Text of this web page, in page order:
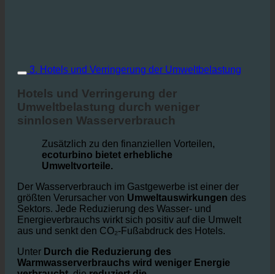
3. Hotels und Verringerung der Umweltbelastung
Hotels und Verringerung der
sinnlosen Wasserverbrauch
Zusätzlich zu den finanziellen Vorteilen,
ecoturbino bietet erhebliche
Umweltvorteile.
Der Wasserverbrauch im Gastgewerbe ist einer der
größten Verursacher vonUmweltauswirkungendes
Sektors. Jede Reduzierung des Wasser- und
Energieverbrauchs wirkt sich positiv auf die Umwelt
aus und senkt den CO₂-Fußabdruck des Hotels.